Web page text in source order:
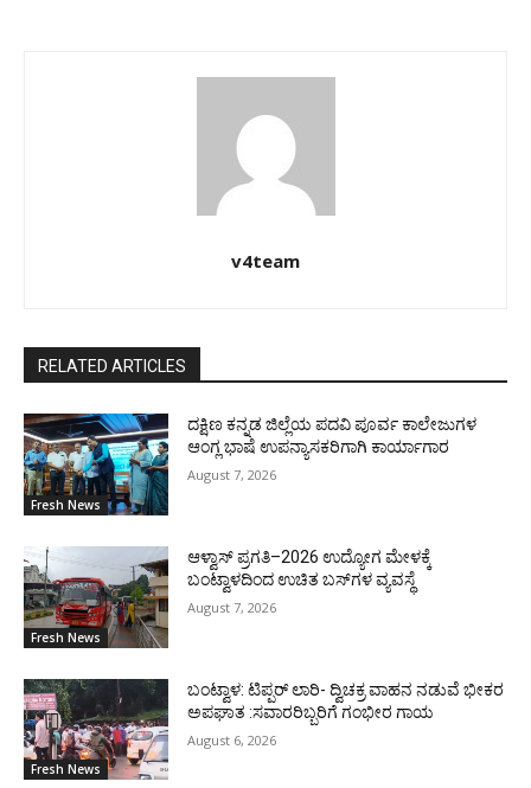
v4team
RELATED ARTICLES
Fresh News
ದಕ್ಷಿಣ ಕನ್ನಡ ಜಿಲ್ಲೆಯ ಪದವಿ ಪೂರ್ವ ಕಾಲೇಜುಗಳ
ಆಂಗ್ಲ ಭಾಷೆ ಉಪನ್ಯಾಸಕರಿಗಾಗಿ ಕಾರ್ಯಾಗಾರ
August 7, 2026
Fresh News
ಆಳ್ವಾಸ್ ಪ್ರಗತಿ–2026 ಉದ್ಯೋಗ ಮೇಳಕ್ಕೆ
ಬಂಟ್ವಾಳದಿಂದ ಉಚಿತ ಬಸ್‌ಗಳ ವ್ಯವಸ್ಥೆ
August 7, 2026
Fresh News
ಬಂಟ್ವಾಳ: ಟಿಪ್ಪರ್ ಲಾರಿ- ದ್ವಿಚಕ್ರ ವಾಹನ ನಡುವೆ ಭೀಕರ
ಅಪಘಾತ :ಸವಾರರಿಬ್ಬರಿಗೆ ಗಂಭೀರ ಗಾಯ
August 6, 2026